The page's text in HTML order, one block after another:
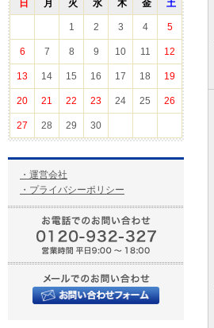
日 月 火 水 木 金 土
1 2 3 4 5
6 7 8 9 10 11 12
13 14 15 16 17 18 19
20 21 22 23 24 25 26
27 28 29 30
・運営会社
・プライバシーポリシー